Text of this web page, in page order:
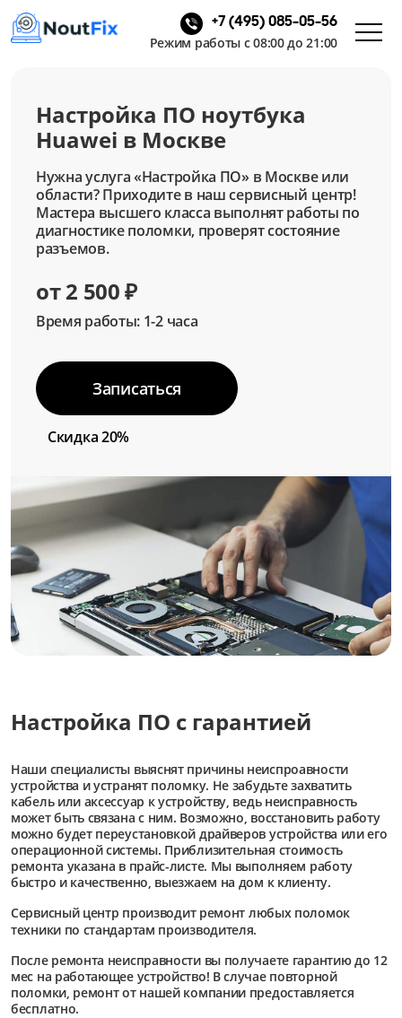
+7 (495) 085-05-56
Режим работы с 08:00 до 21:00
Настройка ПО ноутбука
Huawei в Москве
Нужна услуга «Настройка ПО» в Москве или
области? Приходите в наш сервисный центр!
Мастера высшего класса выполнят работы по
диагностике поломки, проверят состояние
разъемов.
от 2 500 ₽
Время работы: 1-2 часа
Записаться
Скидка 20%
Настройка ПО с гарантией
Наши специалисты выяснят причины неиспроавности
устройства и устранят поломку. Не забудьте захватить
кабель или аксессуар к устройству, ведь неисправность
может быть связана с ним. Возможно, восстановить работу
можно будет переустановкой драйверов устройства или его
операционной системы. Приблизительная стоимость
ремонта указана в прайс-листе. Мы выполняем работу
быстро и качественно, выезжаем на дом к клиенту.
Сервисный центр производит ремонт любых поломок
техники по стандартам производителя.
После ремонта неисправности вы получаете гарантию до 12
мес на работающее устройство! В случае повторной
поломки, ремонт от нашей компании предоставляется
бесплатно.